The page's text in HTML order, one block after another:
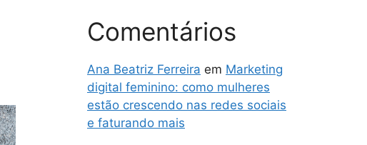
Comentários
Ana Beatriz Ferreira em Marketing
digital feminino: como mulheres
estão crescendo nas redes sociais
e faturando mais